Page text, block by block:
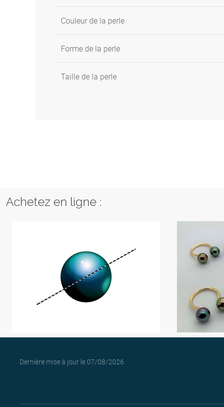
Couleur de la perle
Forme de la perle
Taille de la perle
Achetez en ligne :
Dernière mise à jour le 07/08/2026